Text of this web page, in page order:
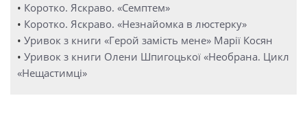
• Коротко. Яскраво. «Семптем»
• Коротко. Яскраво. «Незнайомка в люстерку»
• Уривок з книги «Герой замість мене» Марії Косян
• Уривок з книги Олени Шпигоцької «Необрана. Цикл
«Нещастимці»